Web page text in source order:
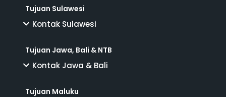
Tujuan Sulawesi
Kontak Sulawesi
Tujuan Jawa, Bali & NTB
Kontak Jawa & Bali
Tujuan Maluku